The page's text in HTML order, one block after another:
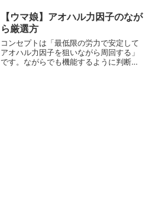
【ウマ娘】アオハル力因子のなが
ら厳選方
コンセプトは「最低限の労力で安定して
アオハル力因子を狙いながら周回する」
です。ながらでも機能するように判断に